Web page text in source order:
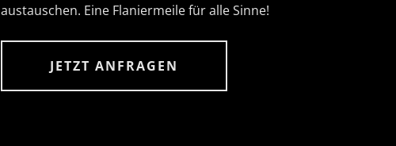
austauschen. Eine Flaniermeile für alle Sinne!
JETZT ANFRAGEN